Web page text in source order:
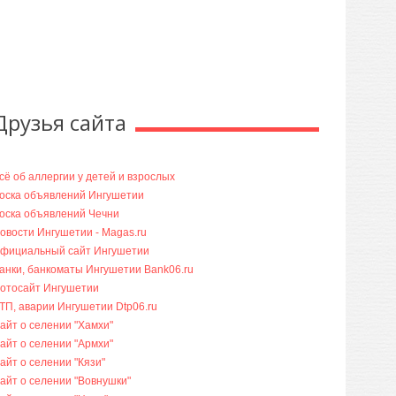
сайта
об аллергии у детей и взрослых
объявлений Ингушетии
объявлений Чечни
Ингушетии - Magas.ru
сайт Ингушетии
банкоматы Ингушетии Bank06.ru
Ингушетии
аварии Ингушетии Dtp06.ru
о селении "Хамхи"
о селении "Армхи"
о селении "Кязи"
о селении "Вовнушки"